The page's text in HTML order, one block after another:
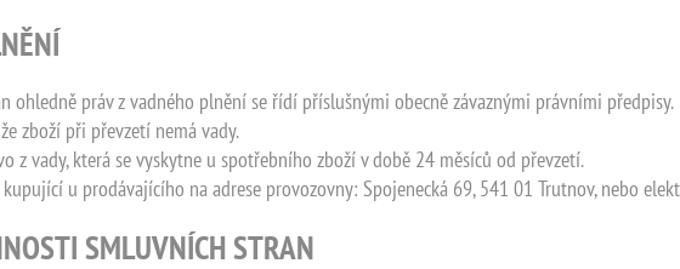
ohledně práv z vadného plnění se řídí příslušnými obecně závaznými právními předpisy.
zboží při převzetí nemá vady.
z vady, která se vyskytne u spotřebního zboží v době 24 měsíců od převzetí.
u prodávajícího na adrese provozovny: Spojenecká 69, 541 01 Trutnov, nebo
SMLUVNÍCH STRAN